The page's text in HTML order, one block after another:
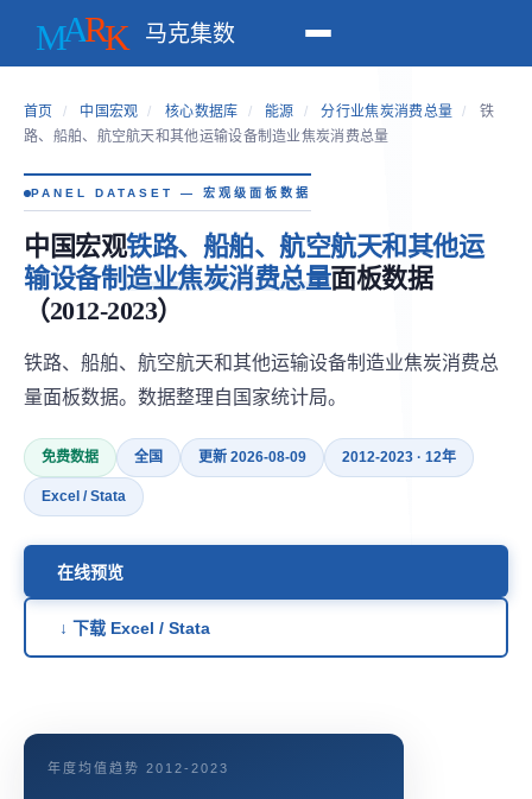
马克集数
首页 / 中国宏观 / 核心数据库 / 能源 / 分行业焦炭消费总量 /
铁
路、船舶、航空航天和其他运输设备制造业焦炭消费总量
PANEL DATASET — 宏观级面板数据
中国宏观铁路、船舶、航空航天和其他运
输设备制造业焦炭消费总量面板数据
（2012-2023）
铁路、船舶、航空航天和其他运输设备制造业焦炭消费总
量面板数据。数据整理自国家统计局。
免费数据 全国 更新 2026-08-09 2012-2023 · 12年
Excel / Stata
在线预览
↓ 下载 Excel / Stata
年度均值趋势 2012-2023